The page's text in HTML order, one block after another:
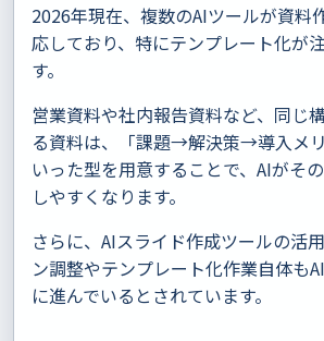
2026年現在、複数のAIツールが資料
応しており、特にテンプレート化が
す。
営業資料や社内報告資料など、同じ
る資料は、「課題→解決策→導入メ
いった型を用意することで、AIがそ
しやすくなります。
さらに、AIスライド作成ツールの活
ン調整やテンプレート化作業自体も
に進んでいるとされています。